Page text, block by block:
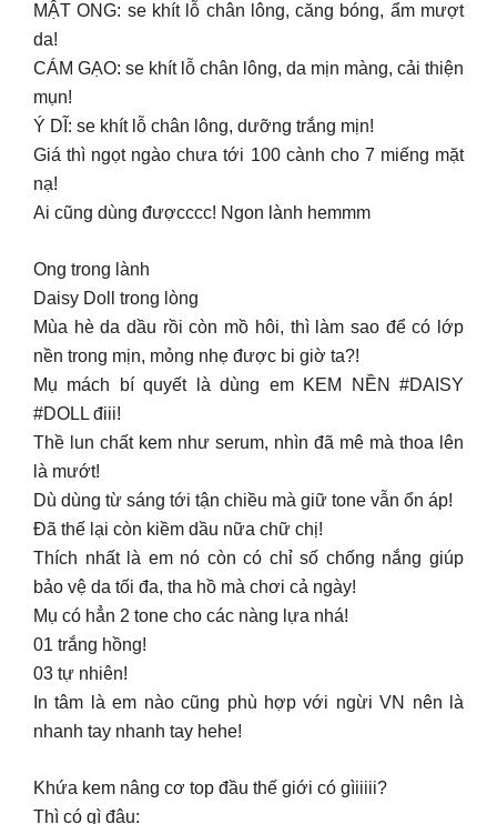
MẬT ONG: se khít lỗ chân lông, căng bóng, ẩm mượt
da!
CÁM GẠO: se khít lỗ chân lông, da mịn màng, cải thiện
mụn!
Ý DĨ: se khít lỗ chân lông, dưỡng trắng mịn!
Giá thì ngọt ngào chưa tới 100 cành cho 7 miếng mặt
nạ!
Ai cũng dùng đượcccc! Ngon lành hemmm
Ong trong lành
Daisy Doll trong lòng
Mùa hè da dầu rồi còn mồ hôi, thì làm sao để có lớp
nền trong mịn, mỏng nhẹ được bi giờ ta?!
Mụ mách bí quyết là dùng em KEM NỀN #DAISY
#DOLL điii!
Thề lun chất kem như serum, nhìn đã mê mà thoa lên
là mướt!
Dù dùng từ sáng tới tận chiều mà giữ tone vẫn ổn áp!
Đã thế lại còn kiềm dầu nữa chữ chị!
Thích nhất là em nó còn có chỉ số chống nắng giúp
bảo vệ da tối đa, tha hồ mà chơi cả ngày!
Mụ có hẳn 2 tone cho các nàng lựa nhá!
01 trắng hồng!
03 tự nhiên!
In tâm là em nào cũng phù hợp với ngừi VN nên là
nhanh tay nhanh tay hehe!
Khứa kem nâng cơ top đầu thế giới có gìiiiii?
Thì có gì đâu: